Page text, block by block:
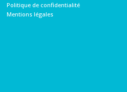
Politique de confidentialité
Mentions légales